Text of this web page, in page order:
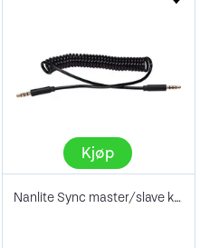
Kjøp
Nanlite Sync master/slave kabel